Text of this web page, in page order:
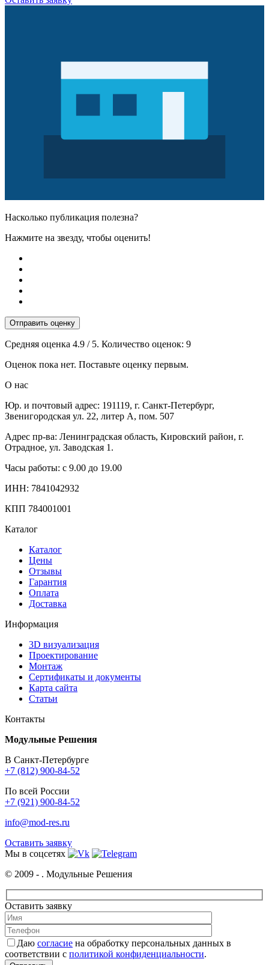
Насколько публикация полезна?
Нажмите на звезду, чтобы оценить!
Отправить оценку
Средняя оценка 4.9 / 5. Количество оценок: 9
Оценок пока нет. Поставьте оценку первым.
О нас
Юр. и почтовый адрес: 191119, г. Санкт-Петербург,
Звенигородская ул. 22, литер А, пом. 507
Адрес пр-ва: Ленинградская область, Кировский район, г.
Отрадное, ул. Заводская 1.
Часы работы: с 9.00 до 19.00
ИНН: 7841042932
КПП 784001001
Каталог
Каталог
Цены
Отзывы
Гарантия
Оплата
Доставка
Информация
3D визуализация
Проектирование
Монтаж
Сертификаты и документы
Карта сайта
Статьи
Контакты
Модульные Решения
В Санкт-Петербурге
+7 (812) 900-84-52
По всей России
+7 (921) 900-84-52
info@mod-res.ru
Оставить заявку
Мы в соцсетях
© 2009 - . Модульные Решения
Оставить заявку
Даю согласие на обработку персональных данных в
соответствии с политикой конфиденциальности.